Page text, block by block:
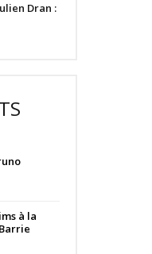
Dran :
à la